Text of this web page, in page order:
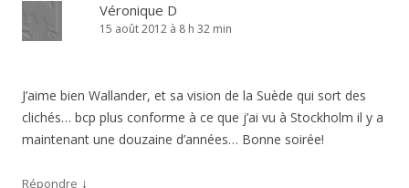
Véronique D
15 août 2012 à 8 h 32 min
J’aime bien Wallander, et sa vision de la Suède qui sort des
clichés… bcp plus conforme à ce que j’ai vu à Stockholm il y a
maintenant une douzaine d’années… Bonne soirée!
Répondre ↓